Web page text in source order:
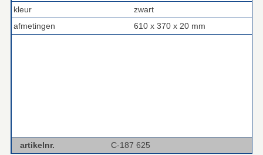
kleur
zwart
afmetingen
610 x 370 x 20 mm
artikelnr. C-187 625